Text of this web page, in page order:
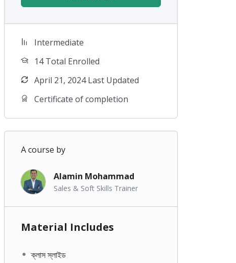
Intermediate
14 Total Enrolled
April 21, 2024 Last Updated
Certificate of completion
A course by
Alamin Mohammad
Sales & Soft Skills Trainer
Material Includes
ক্লাস স্লাইড